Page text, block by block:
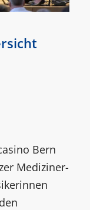
Bern
Mediziner-